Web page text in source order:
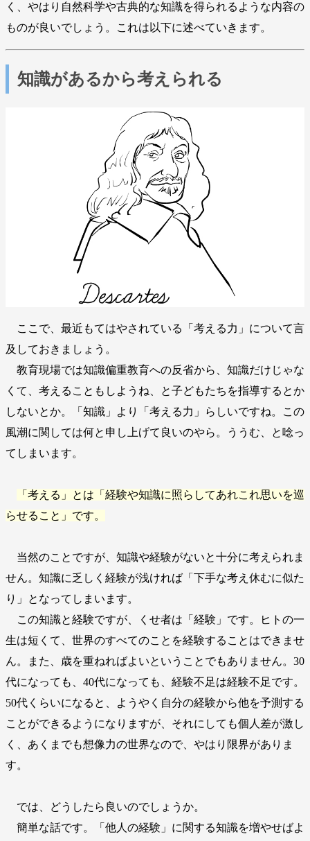
く、やはり自然科学や古典的な知識を得られるような内容の
ものが良いでしょう。これは以下に述べていきます。
知識があるから考えられる
ここで、最近もてはやされている「考える力」について言
及しておきましょう。
教育現場では知識偏重教育への反省から、知識だけじゃな
くて、考えることもしようね、と子どもたちを指導するとか
しないとか。「知識」より「考える力」らしいですね。この
風潮に関しては何と申し上げて良いのやら。ううむ、と唸っ
てしまいます。
「考える」とは「経験や知識に照らしてあれこれ思いを巡
らせること」です。
当然のことですが、知識や経験がないと十分に考えられま
せん。知識に乏しく経験が浅ければ「下手な考え休むに似た
り」となってしまいます。
この知識と経験ですが、くせ者は「経験」です。ヒトの一
生は短くて、世界のすべてのことを経験することはできませ
ん。また、歳を重ねればよいということでもありません。30
代になっても、40代になっても、経験不足は経験不足です。
50代くらいになると、ようやく自分の経験から他を予測する
ことができるようになりますが、それにしても個人差が激し
く、あくまでも想像力の世界なので、やはり限界がありま
す。
では、どうしたら良いのでしょうか。
簡単な話です。「他人の経験」に関する知識を増やせばよ